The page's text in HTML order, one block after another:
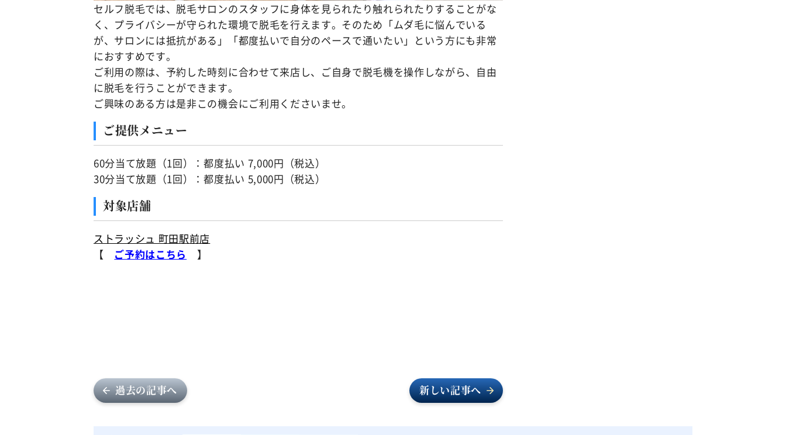
セルフ脱毛では、脱毛サロンのスタッフに身体を見られたり触れられたりすることがな
く、プライバシーが守られた環境で脱毛を行えます。そのため「ムダ毛に悩んでいる
が、サロンには抵抗がある」「都度払いで自分のペースで通いたい」という方にも非常
におすすめです。
ご利用の際は、予約した時刻に合わせて来店し、ご自身で脱毛機を操作しながら、自由
に脱毛を行うことができます。
ご興味のある方は是非この機会にご利用くださいませ。
ご提供メニュー
60分当て放題（1回）：都度払い 7,000円（税込）
30分当て放題（1回）：都度払い 5,000円（税込）
対象店舗
ストラッシュ 町田駅前店
【 ご予約はこちら 】
過去の記事へ 新しい記事へ